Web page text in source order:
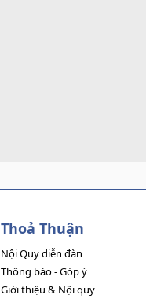
Thoả Thuận
Nội Quy diễn đàn
Thông báo - Góp ý
Giới thiệu & Nội quy